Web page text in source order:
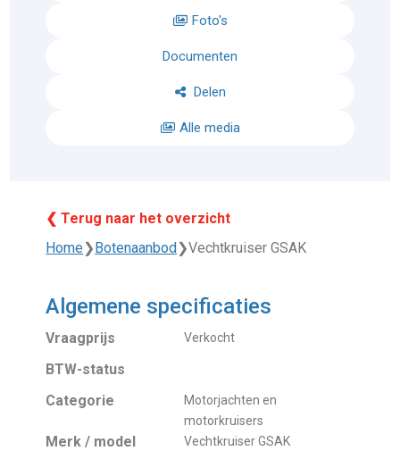
Foto's
Documenten
Delen
Alle media
❮ Terug naar het overzicht
Home❯ Botenaanbod ❯Vechtkruiser GSAK
Algemene specificaties
Vraagprijs Verkocht
BTW-status
Categorie
Motorjachten en
motorkruisers
Merk / model Vechtkruiser GSAK